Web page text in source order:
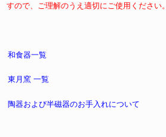
すので、ご理解のうえ適切にご使用ください。
和食器一覧
東月窯 一覧
陶器および半磁器のお手入れについて